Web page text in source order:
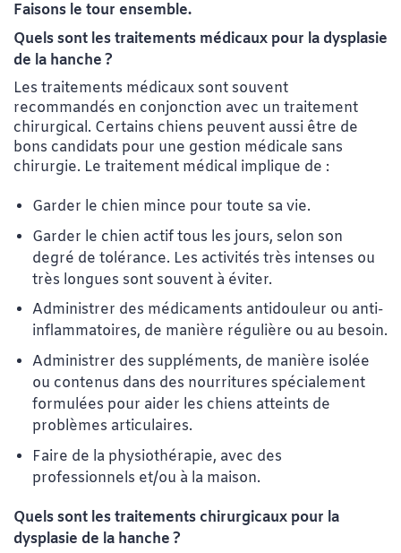
Faisons le tour ensemble.
Quels sont les traitements médicaux pour la dysplasie
de la hanche ?
Les traitements médicaux sont souvent
recommandés en conjonction avec un traitement
chirurgical. Certains chiens peuvent aussi être de
bons candidats pour une gestion médicale sans
chirurgie. Le traitement médical implique de :
Garder le chien mince pour toute sa vie.
Garder le chien actif tous les jours, selon son
degré de tolérance. Les activités très intenses ou
très longues sont souvent à éviter.
Administrer des médicaments antidouleur ou anti-
inflammatoires, de manière régulière ou au besoin.
Administrer des suppléments, de manière isolée
ou contenus dans des nourritures spécialement
formulées pour aider les chiens atteints de
problèmes articulaires.
Faire de la physiothérapie, avec des
professionnels et/ou à la maison.
Quels sont les traitements chirurgicaux pour la
dysplasie de la hanche ?